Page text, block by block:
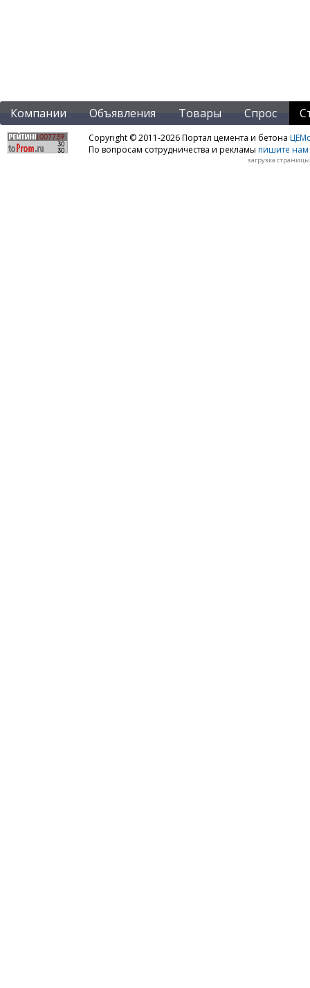
Компании Объявления Товары Спрос
Copyright © 2011-2026 Портал цемента и бетона
По вопросам сотрудничества и рекламы пишите нам
загрузка